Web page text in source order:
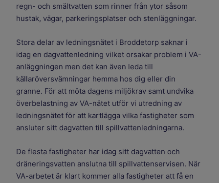
regn- och smältvatten som rinner från ytor såsom
hustak, vägar, parkeringsplatser och stenläggningar.
Stora delar av ledningsnätet i Broddetorp saknar i
idag en dagvattenledning vilket orsakar problem i VA-
anläggningen men det kan även leda till
källaröversvämningar hemma hos dig eller din
granne. För att möta dagens miljökrav samt undvika
överbelastning av VA-nätet utför vi utredning av
ledningsnätet för att kartlägga vilka fastigheter som
ansluter sitt dagvatten till spillvattenledningarna.
De flesta fastigheter har idag sitt dagvatten och
dräneringsvatten anslutna till spillvattenservisen. När
VA-arbetet är klart kommer alla fastigheter att få en